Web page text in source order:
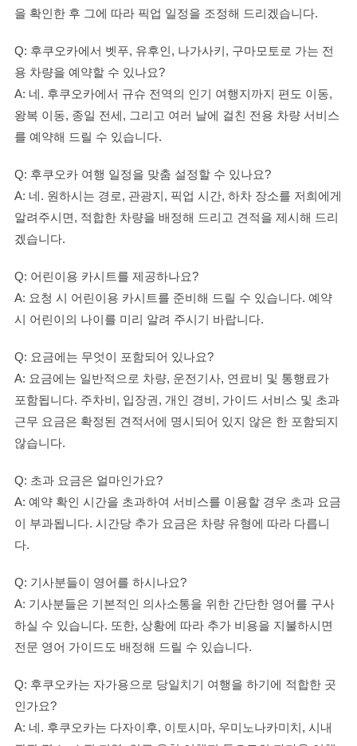
을 확인한 후 그에 따라 픽업 일정을 조정해 드리겠습니다.
Q: 후쿠오카에서 벳푸, 유후인, 나가사키, 구마모토로 가는 전
용 차량을 예약할 수 있나요?
A: 네. 후쿠오카에서 규슈 전역의 인기 여행지까지 편도 이동,
왕복 이동, 종일 전세, 그리고 여러 날에 걸친 전용 차량 서비스
를 예약해 드릴 수 있습니다.
Q: 후쿠오카 여행 일정을 맞춤 설정할 수 있나요?
A: 네. 원하시는 경로, 관광지, 픽업 시간, 하차 장소를 저희에게
알려주시면, 적합한 차량을 배정해 드리고 견적을 제시해 드리
겠습니다.
Q: 어린이용 카시트를 제공하나요?
A: 요청 시 어린이용 카시트를 준비해 드릴 수 있습니다. 예약
시 어린이의 나이를 미리 알려 주시기 바랍니다.
Q: 요금에는 무엇이 포함되어 있나요?
A: 요금에는 일반적으로 차량, 운전기사, 연료비 및 통행료가
포함됩니다. 주차비, 입장권, 개인 경비, 가이드 서비스 및 초과
근무 요금은 확정된 견적서에 명시되어 있지 않은 한 포함되지
않습니다.
Q: 초과 요금은 얼마인가요?
A: 예약 확인 시간을 초과하여 서비스를 이용할 경우 초과 요금
이 부과됩니다. 시간당 추가 요금은 차량 유형에 따라 다릅니
다.
Q: 기사분들이 영어를 하시나요?
A: 기사분들은 기본적인 의사소통을 위한 간단한 영어를 구사
하실 수 있습니다. 또한, 상황에 따라 추가 비용을 지불하시면
전문 영어 가이드도 배정해 드릴 수 있습니다.
Q: 후쿠오카는 자가용으로 당일치기 여행을 하기에 적합한 곳
인가요?
A: 네. 후쿠오카는 다자이후, 이토시마, 우미노나카미치, 시내